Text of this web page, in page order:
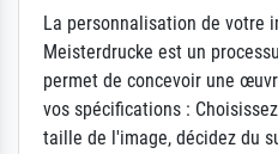
La personnalisation de votre
Meisterdrucke est un
permet de concevoir une
vos spécifications :
taille de l'image, décidez du